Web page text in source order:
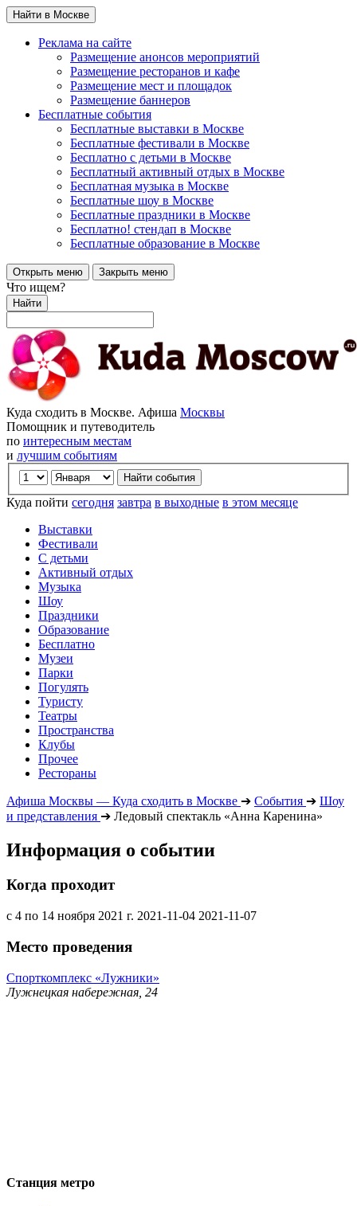
Найти в Москве
Реклама на сайте
Размещение анонсов мероприятий
Размещение ресторанов и кафе
Размещение мест и площадок
Размещение баннеров
Бесплатные события
Бесплатные выставки в Москве
Бесплатные фестивали в Москве
Бесплатно с детьми в Москве
Бесплатный активный отдых в Москве
Бесплатная музыка в Москве
Бесплатные шоу в Москве
Бесплатные праздники в Москве
Бесплатно! стендап в Москве
Бесплатные образование в Москве
Открыть меню Закрыть меню
Что ищем?
Найти
Куда сходить в Москве. Афиша Москвы
Помощник и путеводитель
по интересным местам
и лучшим событиям
Куда пойти сегодня завтра в выходные в этом месяце
Выставки
Фестивали
С детьми
Активный отдых
Музыка
Шоу
Праздники
Образование
Бесплатно
Музеи
Парки
Погулять
Туристу
Театры
Пространства
Клубы
Прочее
Рестораны
Афиша Москвы — Куда сходить в Москве ➔ События ➔ Шоу
и представления ➔ Ледовый спектакль «Анна Каренина»
Информация о событии
Когда проходит
с 4 по 14 ноября 2021 г. 2021-11-04 2021-11-07
Место проведения
Спорткомплекс «Лужники»
Лужнецкая набережная, 24
Станция метро